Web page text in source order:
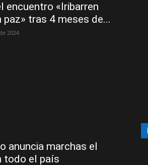
encuentro «Iribarren
paz» tras 4 meses de...
2024
anuncia marchas el
todo el país